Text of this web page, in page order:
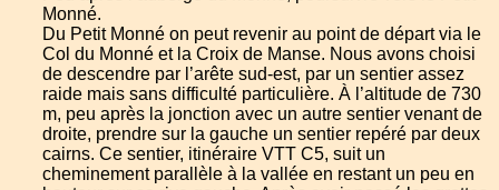
Monné.
Du Petit Monné on peut revenir au point de départ via le
Col du Monné et la Croix de Manse. Nous avons choisi
de descendre par l’arête sud-est, par un sentier assez
raide mais sans difficulté particulière. À l’altitude de 730
m, peu après la jonction avec un autre sentier venant de
droite, prendre sur la gauche un sentier repéré par deux
cairns. Ce sentier, itinéraire VTT C5, suit un
cheminement parallèle à la vallée en restant un peu en